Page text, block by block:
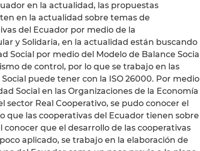
en la actualidad, las propuestas
en la actualidad sobre temas de
del Ecuador por medio de la
y Solidaria, en la actualidad están buscando
Social por medio del Modelo de Balance Social
de control, por lo que se trabajo en las
puede tener con la ISO 26000. Por medio
Social en las Organizaciones de la Economía
Real Cooperativo, se pudo conocer el
las cooperativas del Ecuador tienen sobre
que el desarrollo de las cooperativas
aplicado, se trabajo en la elaboración de